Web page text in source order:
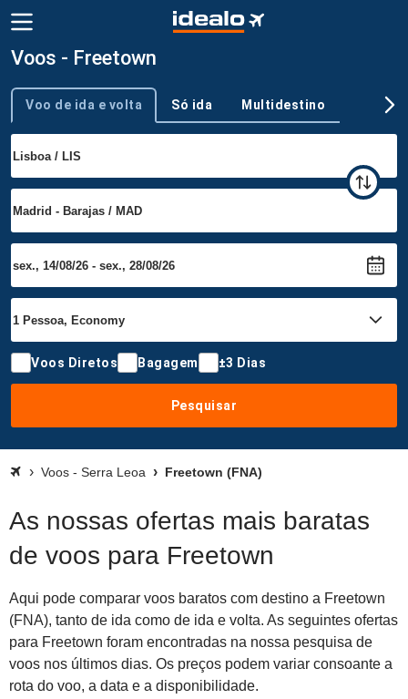
Voos - Freetown
Tipo de viagem
Voo de ida e volta Só ida Multidestino
Voos Diretos Bagagem ±3 Dias
Pesquisar
Voos - Serra Leoa Freetown (FNA)
As nossas ofertas mais baratas
de voos para Freetown
Aqui pode comparar voos baratos com destino a Freetown
(FNA), tanto de ida como de ida e volta. As seguintes ofertas
para Freetown foram encontradas na nossa pesquisa de
voos nos últimos dias. Os preços podem variar consoante a
rota do voo, a data e a disponibilidade.